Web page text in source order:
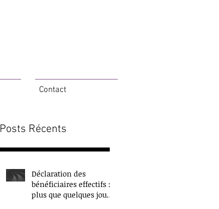
Contact
Posts Récents
Déclaration des
bénéficiaires effectifs :
plus que quelques jours